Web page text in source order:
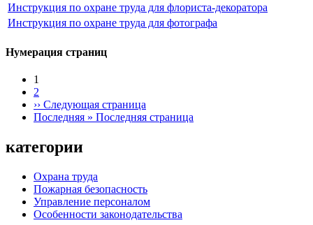
Инструкция по охране труда для флориста-декоратора
Инструкция по охране труда для фотографа
Нумерация страниц
1
2
›› Следующая страница
Последняя » Последняя страница
категории
Охрана труда
Пожарная безопасность
Управление персоналом
Особенности законодательства